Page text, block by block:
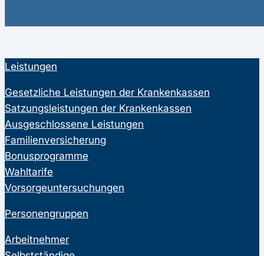
Leistungen
Gesetzliche Leistungen der Krankenkassen
Satzungsleistungen der Krankenkassen
Ausgeschlossene Leistungen
Familienversicherung
Bonusprogramme
Wahltarife
Vorsorgeuntersuchungen
Personengruppen
Arbeitnehmer